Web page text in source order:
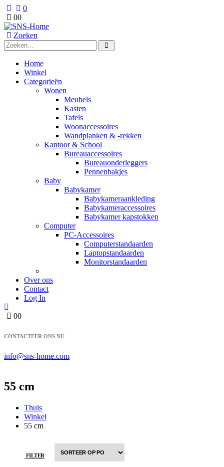
0
00
Zoeken
Home
Winkel
Categorieën
Wonen
Meubels
Kasten
Tafels
Woonaccessoires
Wandplanken & -rekken
Kantoor & School
Bureauaccessoires
Bureauonderleggers
Pennenbakjes
Baby
Babykamer
Babykameraankleding
Babykameraccessoires
Babykamer kapstokken
Computer
PC-Accessoires
Computerstandaarden
Laptopstandaarden
Monitorstandaarden
Over ons
Contact
Log In
00
CONTACTEER ONS NU
info@sns-home.com
55 cm
Thuis
Winkel
55 cm
FILTER